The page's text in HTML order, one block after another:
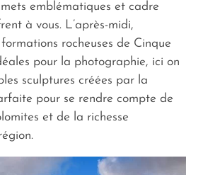
emblématiques et cadre
à vous. L’après-midi,
rocheuses de Cinque
pour la photographie, ici on
sculptures créées par la
pour se rendre compte de
et de la richesse